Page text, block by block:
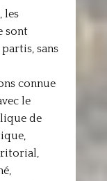
les
sont
sans
connue
le
de